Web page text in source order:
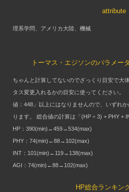
attribute
理系学問、アメリカ大陸、機械
トーマス・エジソンのパラメー
ちゃんと計算してないのでざっくり目安で大
タス変更入れるかの目安に使ってください。
値：448」以上にはなりませんので、いずれ
ります。 総合値の計算は「(HP ÷ 3) + PHY +
HP：390(min)←459→534(max)
PHY：74(min)←88→102(max)
INT：101(min)←119→138(max)
AGI：74(min)←88→102(max)
HP総合ランキン